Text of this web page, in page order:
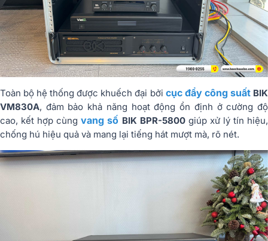
Toàn bộ hệ thống được khuếch đại bởi cục đẩy công suấtBIK
VM830A, đảm bảo khả năng hoạt động ổn định ở cường độ
cao, kết hợp cùngvang số BIK BPR-5800giúp xử lý tín hiệu,
chống hú hiệu quả và mang lại tiếng hát mượt mà, rõ nét.